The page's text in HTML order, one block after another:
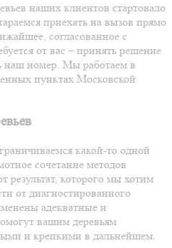
наших клиентов стартовало
приехать на вызов прямо
согласованное с
от вас – принять решение
наш номер. Мы работаем в
пунктах Московской
какой-то одной
сочетание методов
результат, которого мы хотим
от диагностированного
адекватные и
вашим деревьям
и крепкими в дальнейшем.